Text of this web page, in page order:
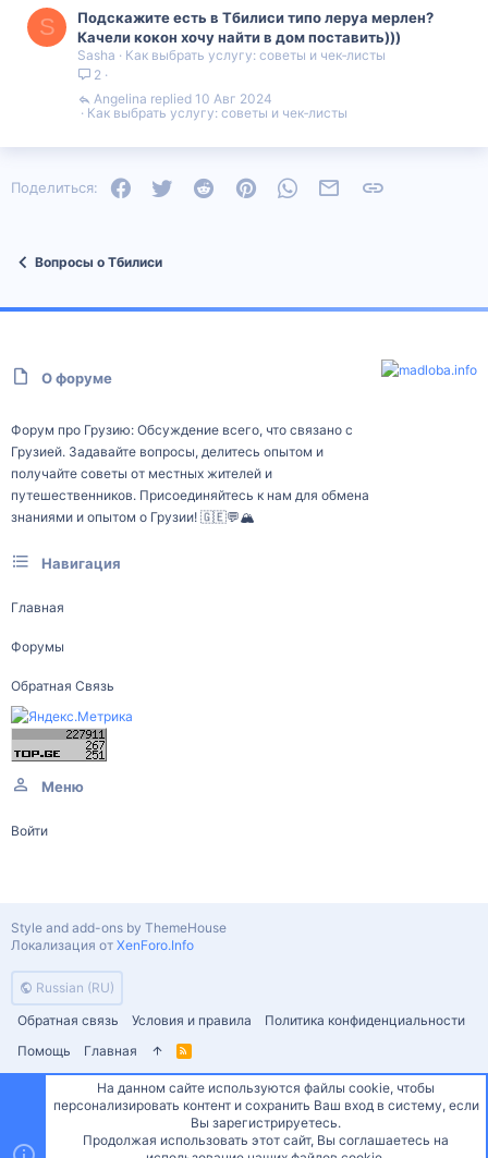
S
Подскажите есть в Тбилиси типо леруа мерлен?
Качели кокон хочу найти в дом поставить)))
Sasha
Как выбрать услугу: советы и чек‑листы
2
Как выбрать услугу: советы и чек‑листы
10 Авг 2024
Angelina
Поделиться: FacebookTwitter Reddit PinterestWhatsAppЭлектронная почта
Вопросы о Тбилиси
О форуме
Форум про Грузию: Обсуждение всего, что связано с
Грузией. Задавайте вопросы, делитесь опытом и
получайте советы от местных жителей и
путешественников. Присоединяйтесь к нам для обмена
знаниями и опытом о Грузии! 🇬🇪💬🏔️
Навигация
Главная
Форумы
Обратная Связь
Меню
Войти
Russian (RU)
Обратная связь
Условия и правила
Политика конфиденциальности
Помощь
Главная
R
S
Style and add-ons by ThemeHouse
Локализация от XenForo.Info
СверхуСнизу
На данном сайте используются файлы cookie, чтобы
персонализировать контент и сохранить Ваш вход в систему, если
Вы зарегистрируетесь.
Продолжая использовать этот сайт, Вы соглашаетесь на